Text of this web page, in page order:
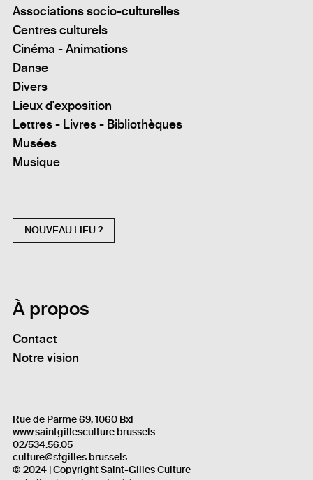
Associations socio-culturelles
Centres culturels
Cinéma - Animations
Danse
Divers
Lieux d'exposition
Lettres - Livres - Bibliothèques
Musées
Musique
NOUVEAU LIEU ?
À propos
Contact
Notre vision
Rue de Parme 69, 1060 Bxl
www.saintgillesculture.brussels
02/534.56.05
culture@stgilles.brussels
© 2024 | Copyright Saint-Gilles Culture